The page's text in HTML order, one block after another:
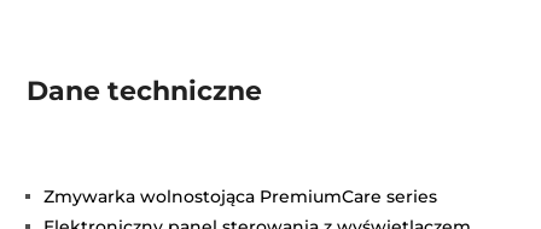
Dane techniczne
Zmywarka wolnostojąca PremiumCare series